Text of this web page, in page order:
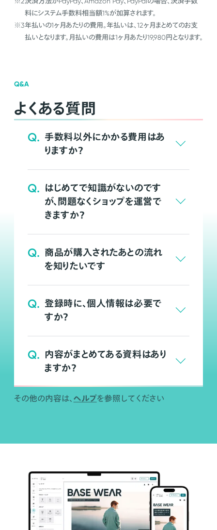
料にシステム手数料相当額1%が加算されます。
※3年払いの1ヶ月あたりの費用。年払いは、12ヶ月まとめてのお支
払いとなります。月払いの費用は1ヶ月あたり19,980円となります。
Q&A
よくある質問
Q. 手数料以外にかかる費用はあ
りますか？
Q. はじめてで知識がないのです
が、問題なくショップを運営で
きますか？
Q. 商品が購入されたあとの流れ
を知りたいです
Q. 登録時に、個人情報は必要で
すか？
Q. 内容がまとめてある資料はあり
ますか？
その他の内容は、 ヘルプを参照してください